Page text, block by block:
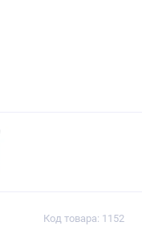
Код товара: 1152